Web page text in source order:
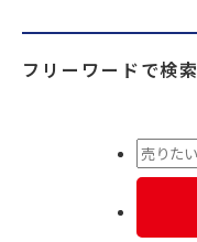
フリーワードで検索